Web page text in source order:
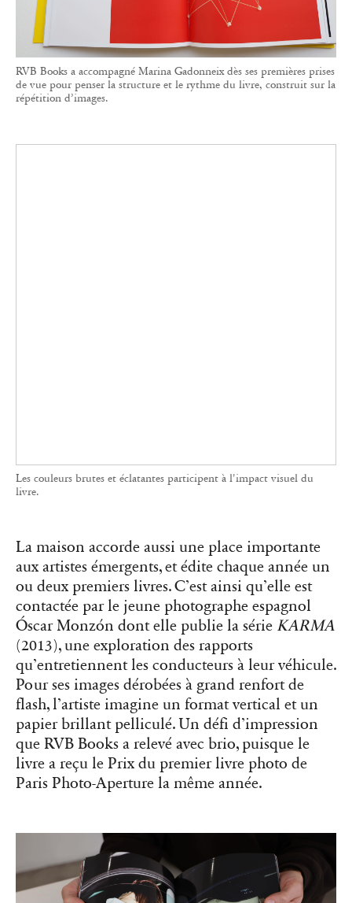
RVB Books a accompagné Marina Gadonneix dès ses premières prises
de vue pour penser la structure et le rythme du livre, construit sur la
répétition d’images.
aux artistes émergents, et édite chaque année un
ou deux premiers livres. C’est ainsi qu’elle est
contactée par le jeune photographe espagnol
(2013), une exploration des rapports
qu’entretiennent les conducteurs à leur véhicule.
Pour ses images dérobées à grand renfort de
flash, l’artiste imagine un format vertical et un
papier brillant pelliculé. Un défi d’impression
que RVB Books a relevé avec brio, puisque le
livre a reçu le Prix du premier livre photo de
Paris Photo-Aperture la même année.